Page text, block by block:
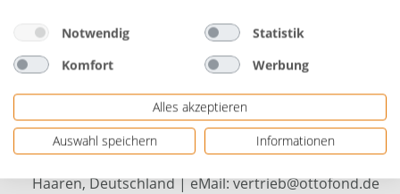
passende Acrylschürze lieferbar
Modell A - rechte Ausführung
Herstellerinformationen: OTTOFOND GmbH | Graf-
Zeppelin-Straße 42 | 33181 Bad Wünnenberg-
Haaren, Deutschland | eMail: vertrieb@ottofond.de
Notwendig
Statistik
Komfort
Werbung
Alles akzeptieren
Auswahl speichern
Informationen